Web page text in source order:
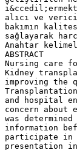
alıcı ve
bakımın
sağlayarak
Anahtar
ABSTRACT
Nursing care
Kidney
improving
and hospital
concern
was
information
participate in
presentation